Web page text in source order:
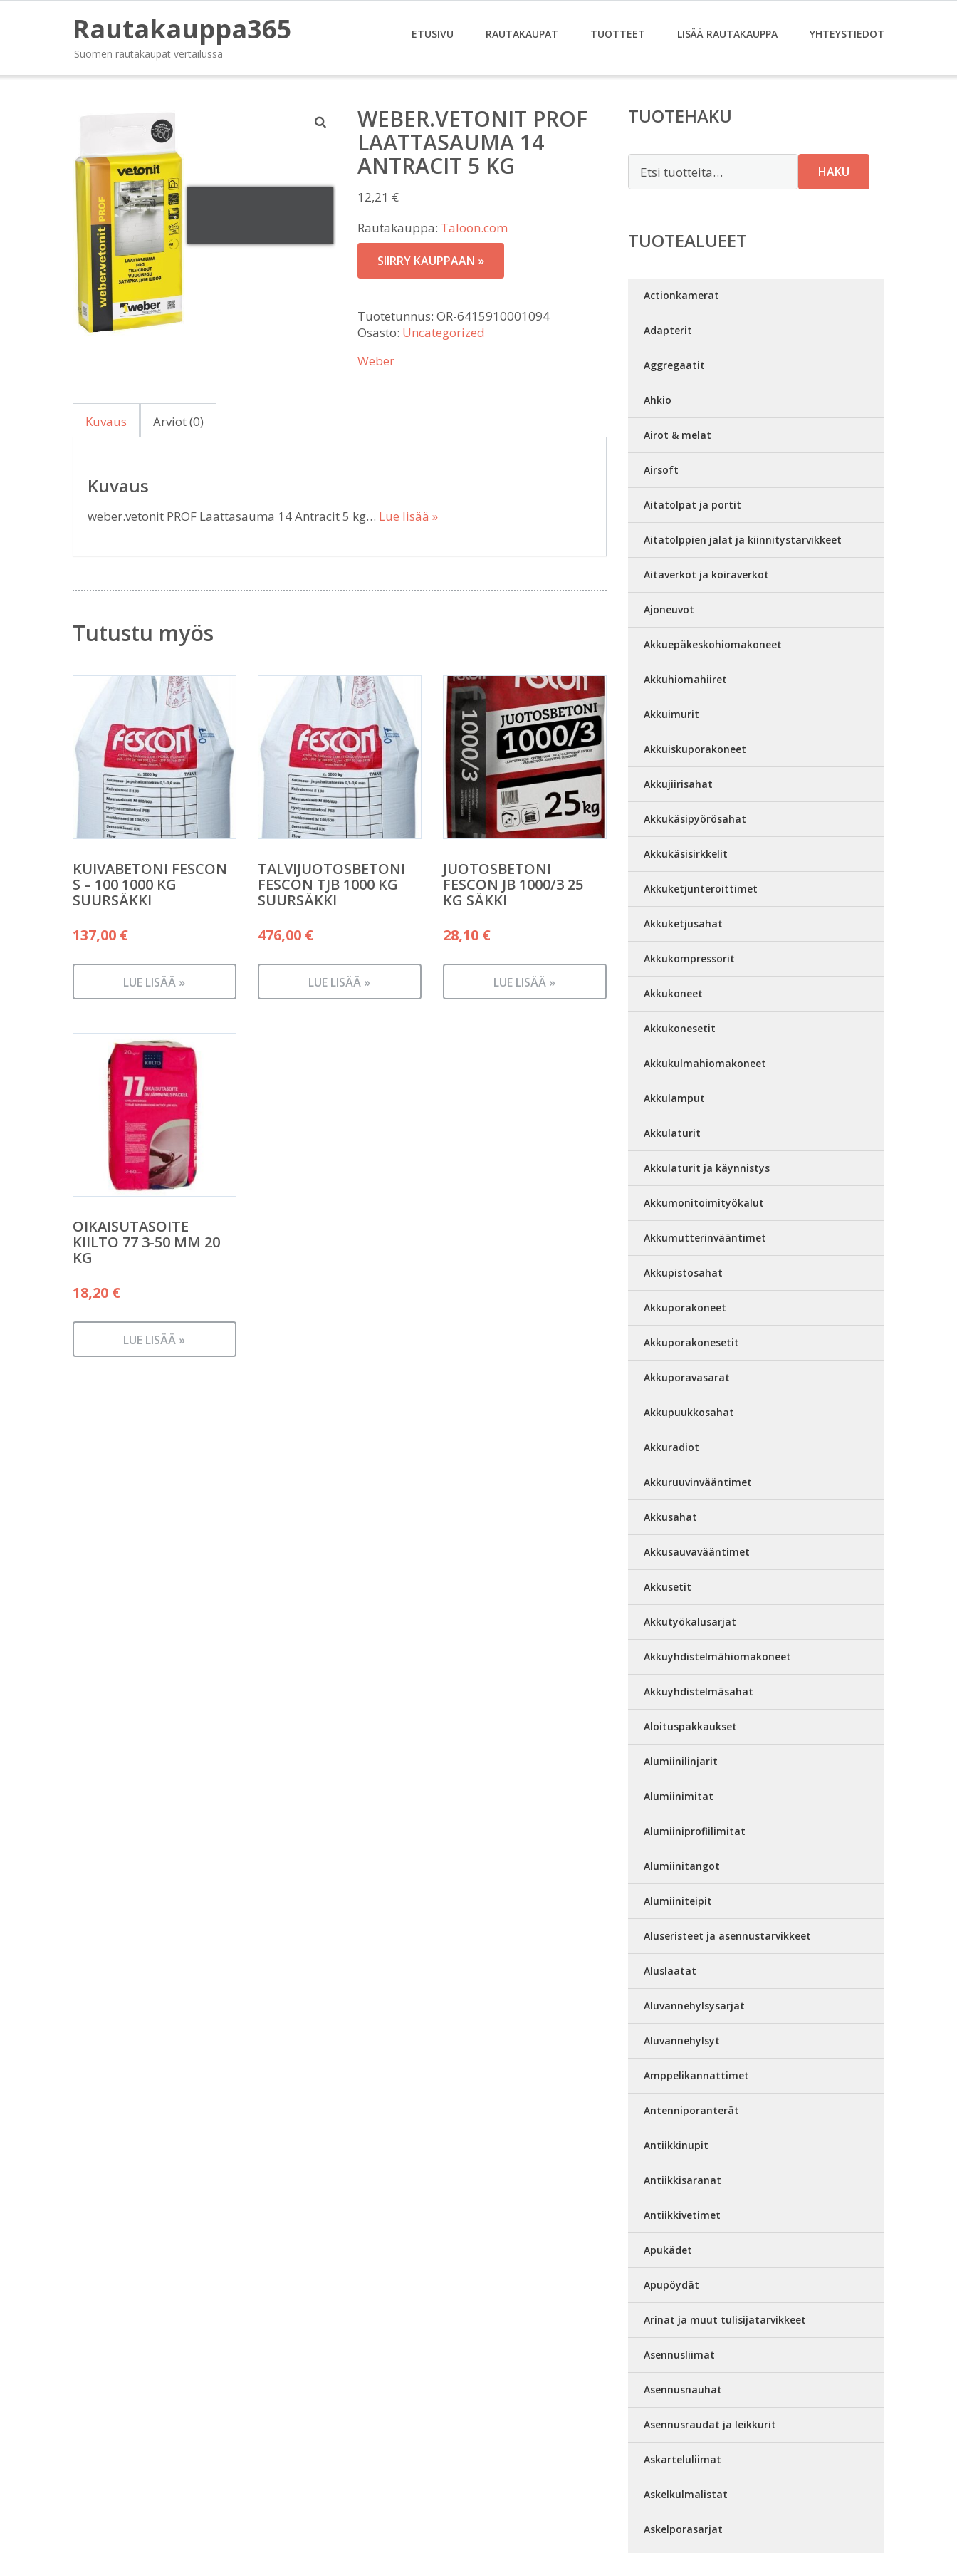
Rautakauppa365
Suomen rautakaupat vertailussa
ETUSIVU RAUTAKAUPAT TUOTTEET LISÄÄ RAUTAKAUPPA YHTEYSTIEDOT
WEBER.VETONIT PROF
LAATTASAUMA 14
ANTRACIT 5 KG
12,21 €
Rautakauppa: Taloon.com
SIIRRY KAUPPAAN »
Tuotetunnus: OR-6415910001094
Osasto: Uncategorized
Weber
Kuvaus Arviot (0)
Kuvaus
weber.vetonit PROF Laattasauma 14 Antracit 5 kg… Lue lisää »
Tutustu myös
KUIVABETONI FESCON
S – 100 1000 KG
SUURSÄKKI
137,00 €
LUE LISÄÄ »
TALVIJUOTOSBETONI
FESCON TJB 1000 KG
SUURSÄKKI
476,00 €
LUE LISÄÄ »
JUOTOSBETONI
FESCON JB 1000/3 25
KG SÄKKI
28,10 €
LUE LISÄÄ »
OIKAISUTASOITE
KIILTO 77 3-50 MM 20
KG
18,20 €
LUE LISÄÄ »
TUOTEHAKU
HAKU
TUOTEALUEET
Actionkamerat
Adapterit
Aggregaatit
Ahkio
Airot & melat
Airsoft
Aitatolpat ja portit
Aitatolppien jalat ja kiinnitystarvikkeet
Aitaverkot ja koiraverkot
Ajoneuvot
Akkuepäkeskohiomakoneet
Akkuhiomahiiret
Akkuimurit
Akkuiskuporakoneet
Akkujiirisahat
Akkukäsipyörösahat
Akkukäsisirkkelit
Akkuketjunteroittimet
Akkuketjusahat
Akkukompressorit
Akkukoneet
Akkukonesetit
Akkukulmahiomakoneet
Akkulamput
Akkulaturit
Akkulaturit ja käynnistys
Akkumonitoimityökalut
Akkumutterinvääntimet
Akkupistosahat
Akkuporakoneet
Akkuporakonesetit
Akkuporavasarat
Akkupuukkosahat
Akkuradiot
Akkuruuvinvääntimet
Akkusahat
Akkusauvavääntimet
Akkusetit
Akkutyökalusarjat
Akkuyhdistelmähiomakoneet
Akkuyhdistelmäsahat
Aloituspakkaukset
Alumiinilinjarit
Alumiinimitat
Alumiiniprofiilimitat
Alumiinitangot
Alumiiniteipit
Aluseristeet ja asennustarvikkeet
Aluslaatat
Aluvannehylsysarjat
Aluvannehylsyt
Amppelikannattimet
Antenniporanterät
Antiikkinupit
Antiikkisaranat
Antiikkivetimet
Apukädet
Apupöydät
Arinat ja muut tulisijatarvikkeet
Asennusliimat
Asennusnauhat
Asennusraudat ja leikkurit
Askarteluliimat
Askelkulmalistat
Askelporasarjat